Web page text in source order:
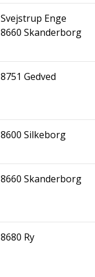
Svej­strup Enge
8660 Skan­der­borg
8751 Ged­ved
8600 Sil­ke­borg
8660 Skan­der­borg
8680 Ry